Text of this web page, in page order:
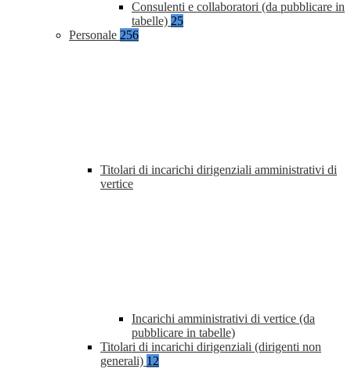
Consulenti e collaboratori (da pubblicare in
tabelle) 25
Personale 256
Titolari di incarichi dirigenziali amministrativi di
vertice
Incarichi amministrativi di vertice (da
pubblicare in tabelle)
Titolari di incarichi dirigenziali (dirigenti non
generali) 12